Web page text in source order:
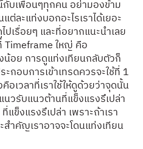
กับเพื่อนๆทุกคน อย่ามองข้าม
ละแท่งบอกอะไรเราได้เยอะ
เรื่อยๆ และที่อยากแนะนำเลย
Timeframe ใหญ่ คือ
น้อย การดูแท่งเทียนกลับตัวก็
ะกอบการเข้าเทรดควรจะใช้ที่ 1
เวลาที่เราใช้ให้ดูด้วยว่าจุดนั้น
วรับแนวต้านที่แข็งแรงรึเปล่า
ข็งแรงรึเปล่า เพราะถ้าเรา
ำคัญเราอาจจะโดนแท่งเทียน